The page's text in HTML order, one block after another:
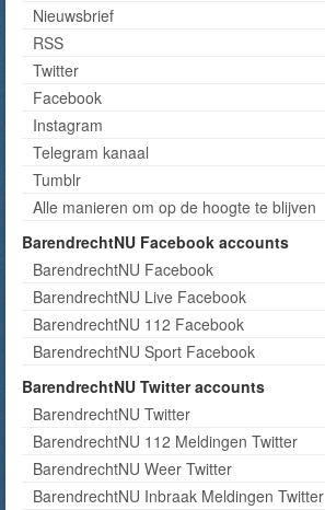
Nieuwsbrief
RSS
Twitter
Facebook
Instagram
Telegram kanaal
Tumblr
Alle manieren om op de hoogte te blijven
BarendrechtNU Facebook accounts
BarendrechtNU Facebook
BarendrechtNU Live Facebook
BarendrechtNU 112 Facebook
BarendrechtNU Sport Facebook
BarendrechtNU Twitter accounts
BarendrechtNU Twitter
BarendrechtNU 112 Meldingen Twitter
BarendrechtNU Weer Twitter
BarendrechtNU Inbraak Meldingen Twitter